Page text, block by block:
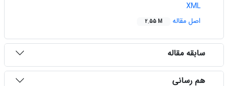
XML
اصل مقاله
2.55 M
سابقه مقاله
هم رسانی